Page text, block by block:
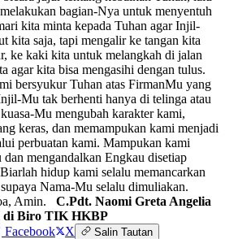
bagian-Nya untuk menyentuh
kita minta kepada Tuhan agar Injil-
kita saja, tapi mengalir ke tangan kita
ke kaki kita untuk melangkah di jalan
agar kita bisa mengasihi dengan tulus.
bersyukur Tuhan atas FirmanMu yang
Mu tak berhenti hanya di telinga atau
Mu mengubah karakter kami,
keras, dan memampukan kami menjadi
perbuatan kami. Mampukan kami
mengandalkan Engkau disetiap
hidup kami selalu memancarkan
Nama-Mu selalu dimuliakan.
Amin. C.Pdt. Naomi Greta Angelia
di Biro TIK HKBP
Facebook X Salin Tautan